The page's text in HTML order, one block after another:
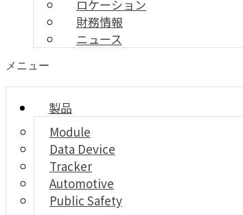
ロケーション
財務情報
ニュース
メニュー
製品
Module
Data Device
Tracker
Automotive
Public Safety